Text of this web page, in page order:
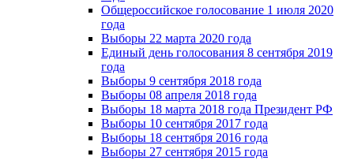
Общероссийское голосование 1 июля 2020
года
Выборы 22 марта 2020 года
Единый день голосования 8 сентября 2019
года
Выборы 9 сентября 2018 года
Выборы 08 апреля 2018 года
Выборы 18 марта 2018 года Президент РФ
Выборы 10 сентября 2017 года
Выборы 18 сентября 2016 года
Выборы 27 сентября 2015 года